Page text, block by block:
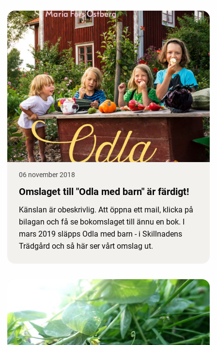
06 november 2018
Omslaget till "Odla med barn" är färdigt!
Känslan är obeskrivlig. Att öppna ett mail, klicka på
bilagan och få se bokomslaget till ännu en bok. I
mars 2019 släpps Odla med barn - i Skillnadens
Trädgård och så här ser vårt omslag ut.